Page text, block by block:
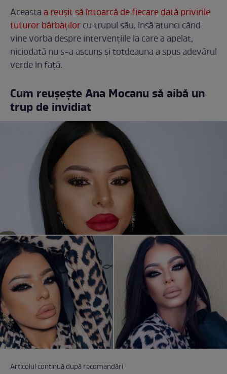
Aceastaa reușit să întoarcă de fiecare dată privirile
tuturor bărbațilorcu trupul său, însă atunci când
vine vorba despre intervențiile la care a apelat,
niciodată nu s-a ascuns și totdeauna a spus adevărul
verde în față.
Cum reușește Ana Mocanu să aibă un
trup de invidiat
Articolul continuă după recomandări